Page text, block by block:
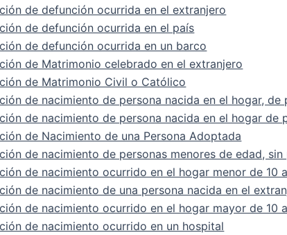
de defunción ocurrida en el extranjero
de defunción ocurrida en el país
de defunción ocurrida en un barco
de Matrimonio celebrado en el extranjero
de Matrimonio Civil o Católico
de nacimiento de persona nacida en el hogar,
de nacimiento de persona nacida en el hogar de
de Nacimiento de una Persona Adoptada
de nacimiento de personas menores de edad,
de nacimiento ocurrido en el hogar menor de 10
de nacimiento de una persona nacida en el
de nacimiento ocurrido en el hogar mayor de 10
de nacimiento ocurrido en un hospital